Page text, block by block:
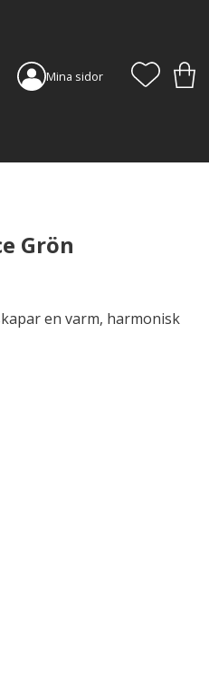
Mina sidor
Grön
en varm, harmonisk